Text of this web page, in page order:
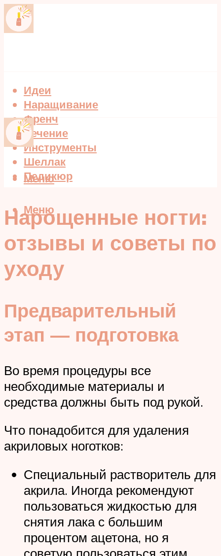
Идеи
Наращивание
Френч
Лечение
Инструменты
Шеллак
Педикюр
Меню
Меню
Нарощенные ногти:
отзывы и советы по
уходу
Предварительный
этап — подготовка
Во время процедуры все
необходимые материалы и
средства должны быть под рукой.
Что понадобится для удаления
акриловых ноготков:
Специальный растворитель для
акрила. Иногда рекомендуют
пользоваться жидкостью для
снятия лака с большим
процентом ацетона, но я